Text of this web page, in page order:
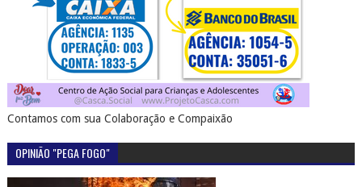
Contamos com sua Colaboração e Compaixão
OPINIÃO "PEGA FOGO"